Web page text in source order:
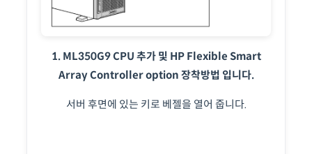
1. ML350G9 CPU 추가 및 HP Flexible Smart
Array Controller option 장착방법 입니다.
서버 후면에 있는 키로 베젤을 열어 줍니다.